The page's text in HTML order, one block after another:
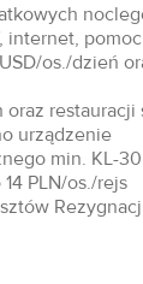
os./dzień
urządzenie
min. KL-
PLN/os./rejs